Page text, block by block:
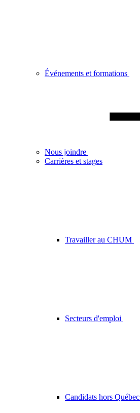
Événements et formations
Nous joindre
Carrières et stages
Travailler au CHUM
Secteurs d'emploi
Candidats hors Québec